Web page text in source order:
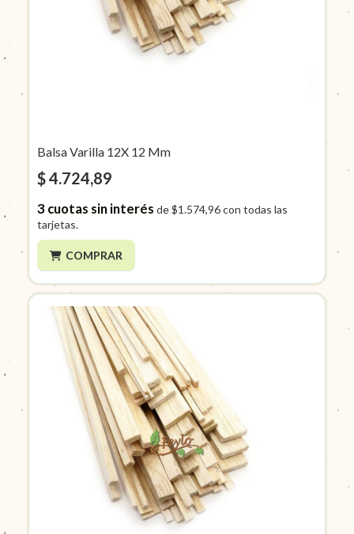
Balsa Varilla 12X 12 Mm
$ 4.724,89
3cuotas sin interés de$1.574,96con todas las
tarjetas.
COMPRAR